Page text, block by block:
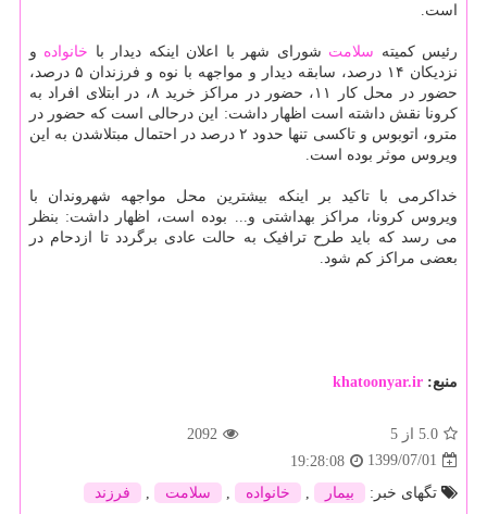
است.
رئیس کمیته سلامت شورای شهر با اعلان اینکه دیدار با خانواده و
نزدیکان ۱۴ درصد، سابقه دیدار و مواجهه با نوه و فرزندان ۵ درصد،
حضور در محل کار ۱۱، حضور در مراکز خرید ۸، در ابتلای افراد به
کرونا نقش داشته است اظهار داشت: این درحالی است که حضور در
مترو، اتوبوس و تاکسی تنها حدود ۲ درصد در احتمال مبتلاشدن به این
ویروس موثر بوده است.
خداکرمی با تاکید بر اینکه بیشترین محل مواجهه شهروندان با
ویروس کرونا، مراکز بهداشتی و... بوده است، اظهار داشت: بنظر
می رسد که باید طرح ترافیک به حالت عادی برگردد تا ازدحام در
بعضی مراکز کم شود.
منبع: khatoonyar.ir
5.0 از 5
2092
1399/07/01
19:28:08
تگهای خبر:
بیمار خانواده سلامت فرزند